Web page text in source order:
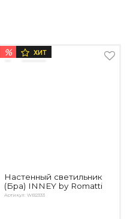
% ХИТ
Настенный светильник
(Бра) INNEY by Romatti
Артикул: WB2333